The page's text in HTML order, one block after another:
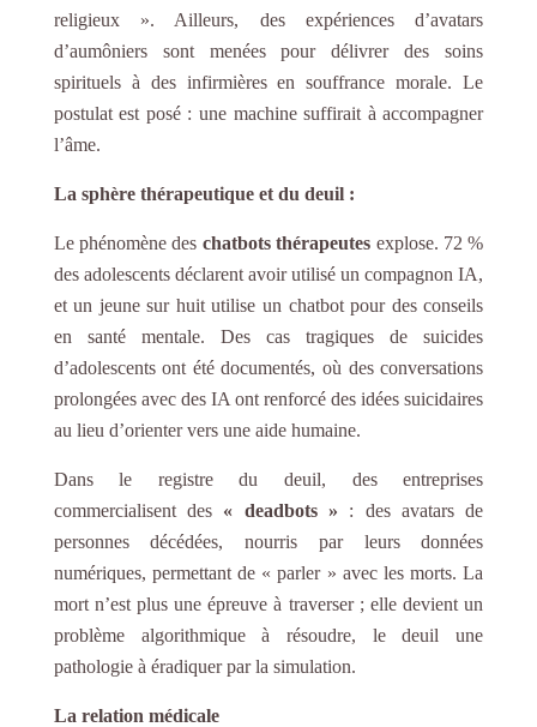
religieux ». Ailleurs, des expériences d’avatars
d’aumôniers sont menées pour délivrer des soins
spirituels à des infirmières en souffrance morale. Le
postulat est posé : une machine suffirait à accompagner
l’âme.
La sphère thérapeutique et du deuil :
Le phénomène des chatbots thérapeutes explose. 72 %
des adolescents déclarent avoir utilisé un compagnon IA,
et un jeune sur huit utilise un chatbot pour des conseils
en santé mentale. Des cas tragiques de suicides
d’adolescents ont été documentés, où des conversations
prolongées avec des IA ont renforcé des idées suicidaires
au lieu d’orienter vers une aide humaine.
Dans le registre du deuil, des entreprises
commercialisent des « deadbots » : des avatars de
personnes décédées, nourris par leurs données
numériques, permettant de « parler » avec les morts. La
mort n’est plus une épreuve à traverser ; elle devient un
problème algorithmique à résoudre, le deuil une
pathologie à éradiquer par la simulation.
La relation médicale